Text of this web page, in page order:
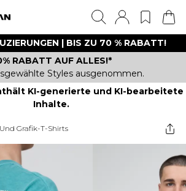
| BIS ZU 70 % RABATT!
RABATT AUF ALLES!*
Styles ausgenommen.
KI-generierte und KI-bearbeitete
Inhalte.
Grafik-T-Shirts